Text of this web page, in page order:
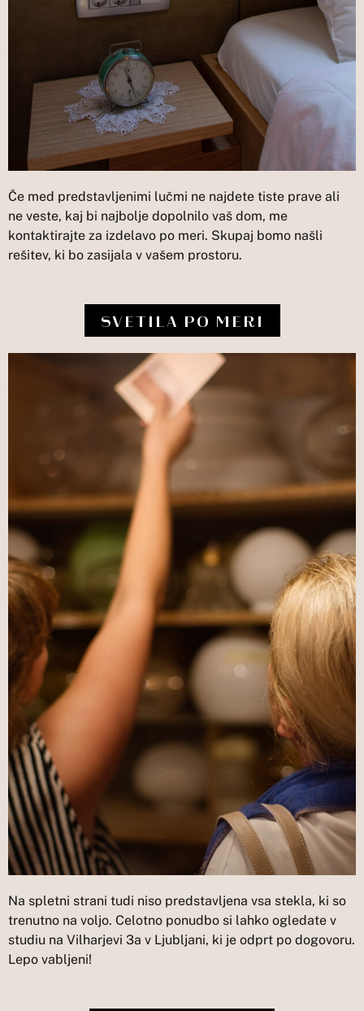
Če med predstavljenimi lučmi ne najdete tiste prave ali
ne veste, kaj bi najbolje dopolnilo vaš dom, me
kontaktirajte za izdelavo po meri. Skupaj bomo našli
rešitev, ki bo zasijala v vašem prostoru.
SVETILA PO MERI
Na spletni strani tudi niso predstavljena vsa stekla, ki so
trenutno na voljo. Celotno ponudbo si lahko ogledate v
studiu na Vilharjevi 3a v Ljubljani, ki je odprt po dogovoru.
Lepo vabljeni!